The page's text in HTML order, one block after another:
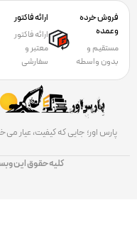
فروش خرده
وعمده
مستقیم و
بدون واسطه
ارائه فاکتور
ارائه فاکتور
معتبر و
سفارشی
پارس اور؛ جایی که کیفیت، عیار
کلیه حقوق این